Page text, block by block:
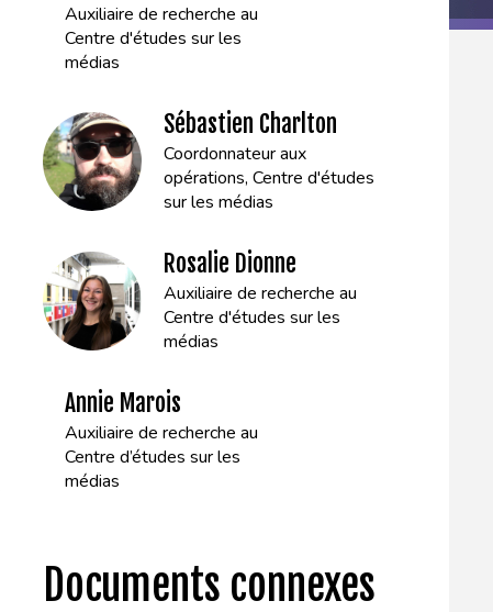
Auxiliaire de recherche au
Centre d'études sur les
médias
Sébastien Charlton
Coordonnateur aux
opérations, Centre d'études
sur les médias
Rosalie Dionne
Auxiliaire de recherche au
Centre d'études sur les
médias
Annie Marois
Auxiliaire de recherche au
Centre d’études sur les
médias
Documents connexes